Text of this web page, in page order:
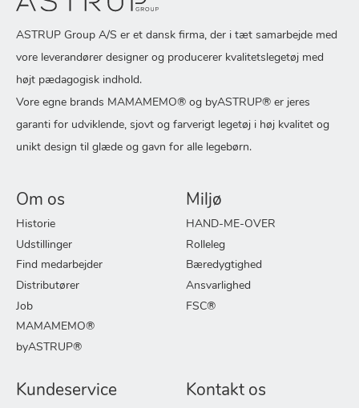
ASTRUP Group A/S er et dansk firma, der i tæt samarbejde med
vore leverandører designer og producerer kvalitetslegetøj med
højt pædagogisk indhold.
Vore egne brands MAMAMEMO® og byASTRUP® er jeres
garanti for udviklende, sjovt og farverigt legetøj i høj kvalitet og
unikt design til glæde og gavn for alle legebørn.
Om os
Historie
Udstillinger
Find medarbejder
Distributører
Job
MAMAMEMO®
byASTRUP®
Miljø
HAND-ME-OVER
Rolleleg
Bæredygtighed
Ansvarlighed
FSC®
Kundeservice Kontakt os